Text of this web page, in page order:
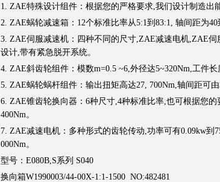
1. ZAE特殊设计组件：根据您的严格要求,我们设计制造出
2. ZAE蜗轮减速箱：12个标准比率从5:1到83:1, 轴间距为40
3. ZAE伺服减速机：四种不同的尺寸,ZAE减速电机,ZAE
设计,带有紧急脱开系统。
4. ZAE斜齿轮组件：模数m=0.5 ~6,外径达5~320Nm,工件长
5. ZAE蜗轮蜗杆组件：输出扭矩高达27, 700Nm,轴间距可
6. ZAE锥齿轮换向器：6种尺寸,4种标准比率,也可根据您
400Nm。
7. ZAE减速电机：多种形式的齿轮传动,功率可有0.09kw到
000Nm。
型号：E080B,S系列 S040
换向箱W1990003/44-00X-1:1-1500 NO:482481